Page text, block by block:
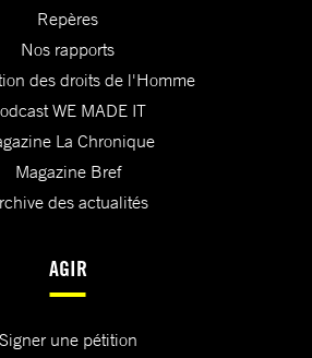
Repères
Nos rapports
des droits de l'Homme
WE MADE IT
La Chronique
Magazine Bref
des actualités
AGIR
Signer une pétition